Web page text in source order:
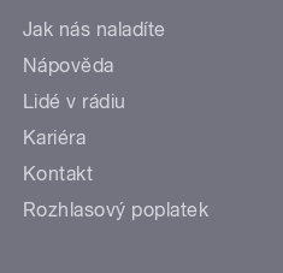
Jak nás naladíte
Nápověda
Lidé v rádiu
Kariéra
Kontakt
Rozhlasový poplatek